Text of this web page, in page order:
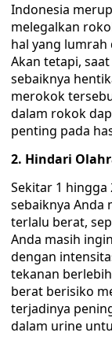
Indonesia
melegalkan
hal yang
Akan tetapi,
sebaiknya
merokok
dalam rokok
penting pada
2. Hindari
Sekitar 1 hingga
sebaiknya Anda
terlalu berat,
Anda masih
dengan
tekanan
berat berisiko
terjadinya
dalam urine